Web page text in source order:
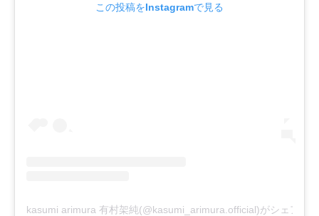
この投稿をInstagramで見る
kasumi arimura 有村架純(@kasumi_arimura.official)がシェアし